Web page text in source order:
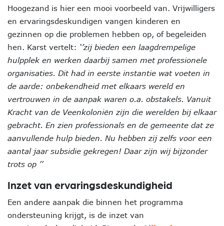
Hoogezand is hier een mooi voorbeeld van. Vrijwilligers
en ervaringsdeskundigen vangen kinderen en
gezinnen op die problemen hebben op, of begeleiden
hen. Karst vertelt: ‘’zij bieden een laagdrempelige
hulpplek en werken daarbij samen met professionele
organisaties. Dit had in eerste instantie wat voeten in
de aarde: onbekendheid met elkaars wereld en
vertrouwen in de aanpak waren o.a. obstakels. Vanuit
Kracht van de Veenkoloniën zijn die werelden bij elkaar
gebracht. En zien professionals en de gemeente dat ze
aanvullende hulp bieden. Nu hebben zij zelfs voor een
aantal jaar subsidie gekregen! Daar zijn wij bijzonder
trots op ’’
Inzet van ervaringsdeskundigheid
Een andere aanpak die binnen het programma
ondersteuning krijgt, is de inzet van